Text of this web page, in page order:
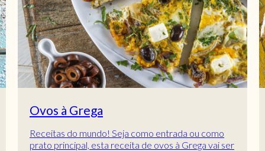
Ovos à Grega
Receitas do mundo! Seja como entrada ou como
prato principal, esta receita de ovos à Grega vai ser